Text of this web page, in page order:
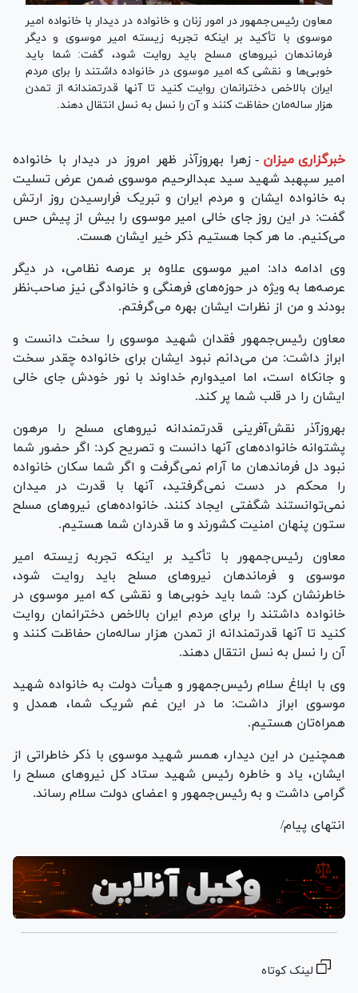
معاون رئیس‌جمهور در امور زنان و خانواده در دیدار با خانواده امیر
موسوی با تأکید بر اینکه تجربه زیسته امیر موسوی و دیگر
فرماندهان نیرو‌های مسلح باید روایت شود، گفت: شما باید
خوبی‌ها و نقشی که امیر موسوی در خانواده داشتند را برای مردم
ایران بالاخص دخترانمان روایت کنید تا آنها قدرتمندانه از تمدن
هزار ساله‌مان حفاظت کنند و آن را نسل به نسل انتقال دهند.
خبرگزاری میزان - زهرا بهروزآذر ظهر امروز در دیدار با خانواده
امیر سپهبد شهید سید عبدالرحیم موسوی ضمن عرض تسلیت
به خانواده ایشان و مردم ایران و تبریک فرارسیدن روز ارتش
گفت: در این روز جای خالی امیر موسوی را بیش از پیش حس
می‌کنیم. ما هر کجا هستیم ذکر خیر ایشان هست.
وی ادامه داد: امیر موسوی علاوه بر عرصه نظامی، در دیگر
عرصه‌ها به ویژه در حوزه‌های فرهنگی و خانوادگی نیز صاحب‌نظر
بودند و من از نظرات ایشان بهره می‌گرفتم.
معاون رئیس‌جمهور فقدان شهید موسوی را سخت دانست و
ابراز داشت: من می‌دانم نبود ایشان برای خانواده چقدر سخت
و جانکاه است، اما امیدوارم خداوند با نور خودش جای خالی
ایشان را در قلب شما پر کند.
بهروزآذر نقش‌آفرینی قدرتمندانه نیرو‌های مسلح را مرهون
پشتوانه خانواده‌های آنها دانست و تصریح کرد: اگر حضور شما
نبود دل فرماندهان ما آرام نمی‌گرفت و اگر شما سکان خانواده
را محکم در دست نمی‌گرفتید، آنها با قدرت در میدان
نمی‌توانستند شگفتی ایجاد کنند. خانواده‌های نیرو‌های مسلح
ستون پنهان امنیت کشورند و ما قدردان شما هستیم.
معاون رئیس‌جمهور با تأکید بر اینکه تجربه زیسته امیر
موسوی و فرماندهان نیرو‌های مسلح باید روایت شود،
خاطرنشان کرد: شما باید خوبی‌ها و نقشی که امیر موسوی در
خانواده داشتند را برای مردم ایران بالاخص دخترانمان روایت
کنید تا آنها قدرتمندانه از تمدن هزار ساله‌مان حفاظت کنند و
آن را نسل به نسل انتقال دهند.
وی با ابلاغ سلام رئیس‌جمهور و هیأت دولت به خانواده شهید
موسوی ابراز داشت: ما در این غم شریک شما، همدل و
همراه‌تان هستیم.
همچنین در این دیدار، همسر شهید موسوی با ذکر خاطراتی از
ایشان، یاد و خاطره رئیس شهید ستاد کل نیرو‌های مسلح را
گرامی داشت و به رئیس‌جمهور و اعضای دولت سلام رساند.
انتهای پیام/
لینک کوتاه